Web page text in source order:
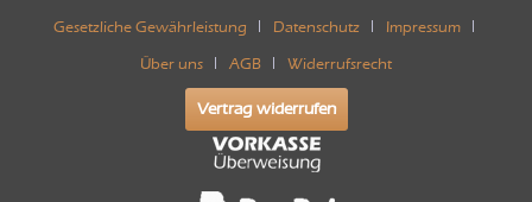
Gesetzliche Gewährleistung Datenschutz Impressum
Über uns AGB Widerrufsrecht
Vertrag widerrufen